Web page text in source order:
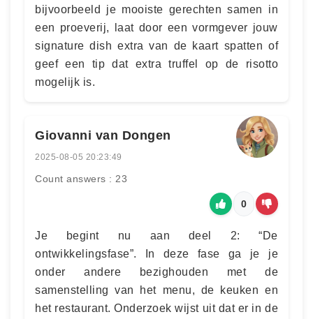
bijvoorbeeld je mooiste gerechten samen in
een proeverij, laat door een vormgever jouw
signature dish extra van de kaart spatten of
geef een tip dat extra truffel op de risotto
mogelijk is.
Giovanni van Dongen
2025-08-05 20:23:49
Count answers : 23
0
Je begint nu aan deel 2: “De
ontwikkelingsfase”. In deze fase ga je je
onder andere bezighouden met de
samenstelling van het menu, de keuken en
het restaurant. Onderzoek wijst uit dat er in de